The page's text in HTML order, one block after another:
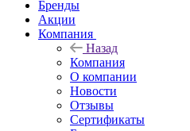
Бренды
Акции
Компания
Назад
Компания
О компании
Новости
Отзывы
Сертификаты